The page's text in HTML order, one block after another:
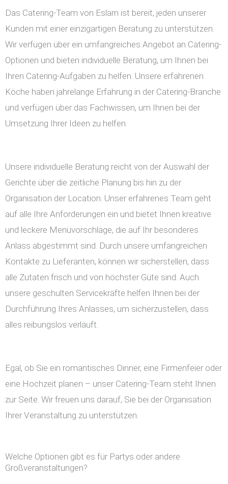
Das Catering-Team von Eslarn ist bereit, jeden unserer
Kunden mit einer einzigartigen Beratung zu unterstützen.
Wir verfügen über ein umfangreiches Angebot an Catering-
Optionen und bieten individuelle Beratung, um Ihnen bei
Ihren Catering-Aufgaben zu helfen. Unsere erfahrenen
Köche haben jahrelange Erfahrung in der Catering-Branche
und verfügen über das Fachwissen, um Ihnen bei der
Umsetzung Ihrer Ideen zu helfen.
Unsere individuelle Beratung reicht von der Auswahl der
Gerichte über die zeitliche Planung bis hin zu der
Organisation der Location. Unser erfahrenes Team geht
auf alle Ihre Anforderungen ein und bietet Ihnen kreative
und leckere Menüvorschläge, die auf Ihr besonderes
Anlass abgestimmt sind. Durch unsere umfangreichen
Kontakte zu Lieferanten, können wir sicherstellen, dass
alle Zutaten frisch und von höchster Güte sind. Auch
unsere geschulten Servicekräfte helfen Ihnen bei der
Durchführung Ihres Anlasses, um sicherzustellen, dass
alles reibungslos verläuft.
Egal, ob Sie ein romantisches Dinner, eine Firmenfeier oder
eine Hochzeit planen – unser Catering-Team steht Ihnen
zur Seite. Wir freuen uns darauf, Sie bei der Organisation
Ihrer Veranstaltung zu unterstützen.
Welche Optionen gibt es für Partys oder andere
Großveranstaltungen?